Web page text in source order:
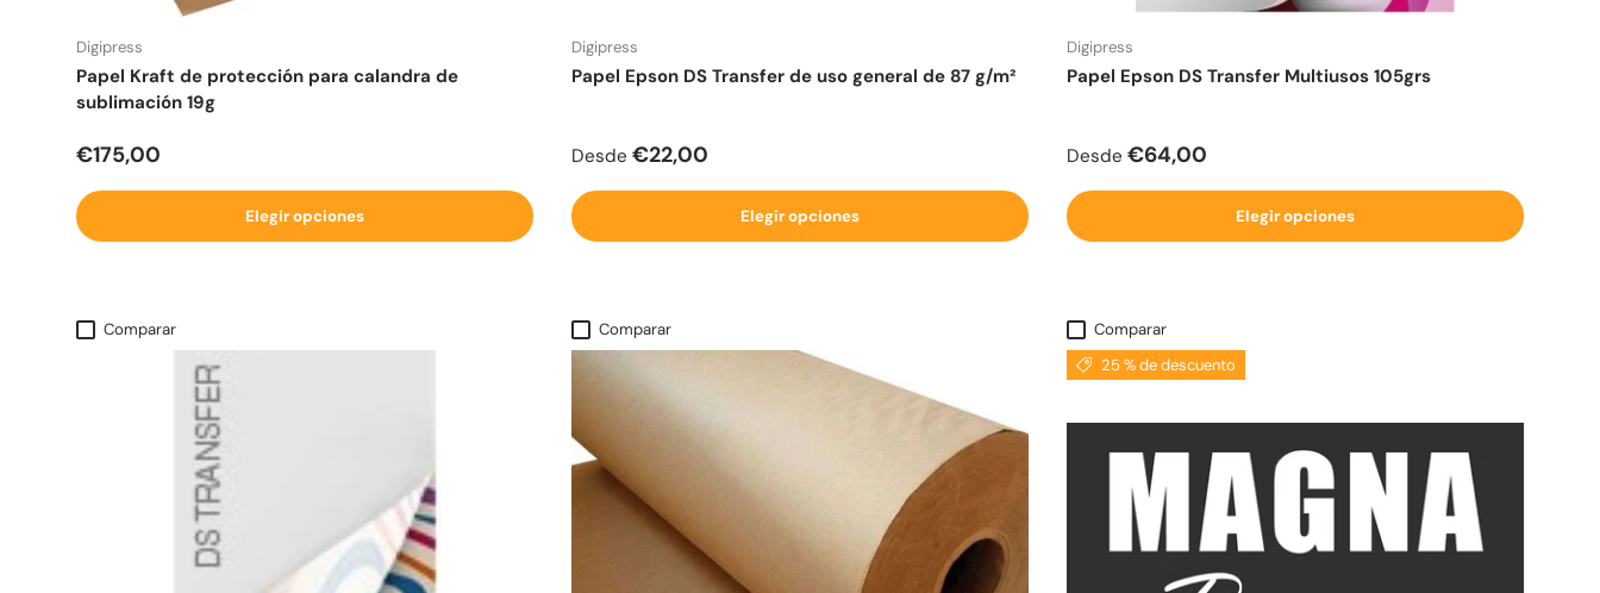
Digipress
Papel Kraft de protección para calandra de
sublimación 19g
Precio normal
€175,00
Elegir opciones
Digipress
Papel Epson DS Transfer de uso general de 87 g/m²
Precio normal
Desde €22,00
Elegir opciones
Digipress
Papel Epson DS Transfer Multiusos 105grs
Precio normal
Desde €64,00
Elegir opciones
Comparar Comparar
Comparar
25 % de descuento